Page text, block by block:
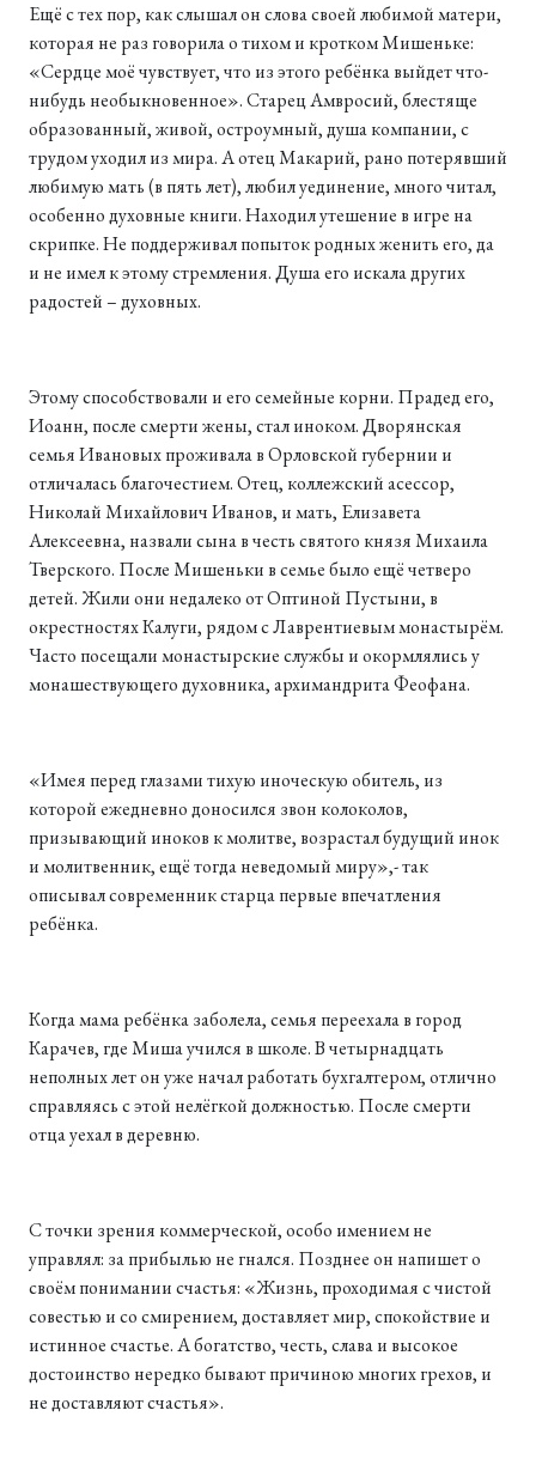
Ещё с тех пор, как слышал он слова своей любимой матери,
которая не раз говорила о тихом и кротком Мишеньке:
«Сердце моё чувствует, что из этого ребёнка выйдет что-
нибудь необыкновенное». Старец Амвросий, блестяще
образованный, живой, остроумный, душа компании, с
трудом уходил из мира. А отец Макарий, рано потерявший
любимую мать (в пять лет), любил уединение, много читал,
особенно духовные книги. Находил утешение в игре на
скрипке. Не поддерживал попыток родных женить его, да
и не имел к этому стремления. Душа его искала других
радостей – духовных.
Этому способствовали и его семейные корни. Прадед его,
Иоанн, после смерти жены, стал иноком. Дворянская
семья Ивановых проживала в Орловской губернии и
отличалась благочестием. Отец, коллежский асессор,
Николай Михайлович Иванов, и мать, Елизавета
Алексеевна, назвали сына в честь святого князя Михаила
Тверского. После Мишеньки в семье было ещё четверо
детей. Жили они недалеко от Оптиной Пустыни, в
окрестностях Калуги, рядом с Лаврентиевым монастырём.
Часто посещали монастырские службы и окормлялись у
монашествующего духовника, архимандрита Феофана.
«Имея перед глазами тихую иноческую обитель, из
которой ежедневно доносился звон колоколов,
призывающий иноков к молитве, возрастал будущий инок
и молитвенник, ещё тогда неведомый миру»,- так
описывал современник старца первые впечатления
ребёнка.
Когда мама ребёнка заболела, семья переехала в город
Карачев, где Миша учился в школе. В четырнадцать
неполных лет он уже начал работать бухгалтером, отлично
справляясь с этой нелёгкой должностью. После смерти
отца уехал в деревню.
С точки зрения коммерческой, особо имением не
управлял: за прибылью не гнался. Позднее он напишет о
своём понимании счастья: «Жизнь, проходимая с чистой
совестью и со смирением, доставляет мир, спокойствие и
истинное счастье. А богатство, честь, слава и высокое
достоинство нередко бывают причиною многих грехов, и
не доставляют счастья».